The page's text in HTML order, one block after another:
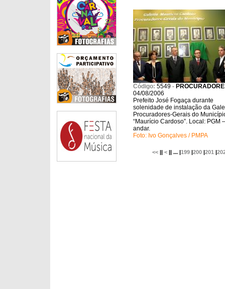
Código: 5549 -
04/08/2006
Prefeito José Fogaça durante
solenidade de instalação da
Procuradores-Gerais do
“Maurício Cardoso”. Local: PGM
andar.
Foto: Ivo Gonçalves / PMPA
<< ||< || ... |199 |200 |201 |